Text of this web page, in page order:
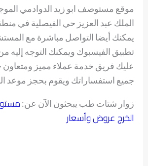
موقع مستوصف ابو زيد الدوادمي
الملك عبد العزيز حي الفيصلية في
يمكنك أيضا التواصل مباشرة مع
تطبيق الفيسبوك ويمكنك التوجه إليه
عليك فريق خدمة عملاء مميز ومتعاون
جميع استفساراتك ويقوم بحجز
زوار شتات طب يبحثون الآن عن:
الخرج عروض وأسعار